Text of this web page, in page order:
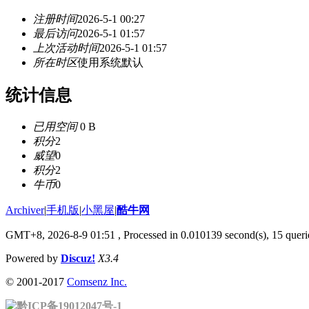
注册时间2026-5-1 00:27
最后访问2026-5-1 01:57
上次活动时间2026-5-1 01:57
所在时区使用系统默认
统计信息
已用空间0 B
积分2
威望0
积分2
牛币0
Archiver|手机版|小黑屋|酷牛网
GMT+8, 2026-8-9 01:51 , Processed in 0.010139 second(s), 15
Powered by Discuz! X3.4
© 2001-2017 Comsenz Inc.
黔ICP备19012047号-1